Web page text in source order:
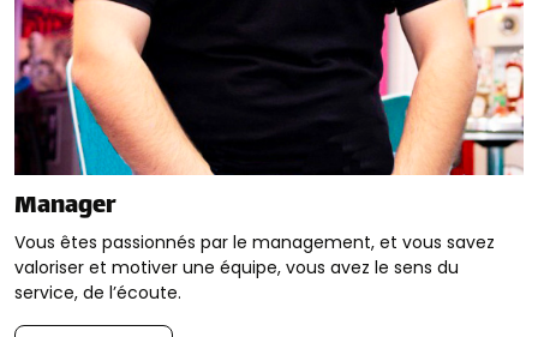
Manager
Vous êtes passionnés par le management, et vous savez
valoriser et motiver une équipe, vous avez le sens du
service, de l’écoute.